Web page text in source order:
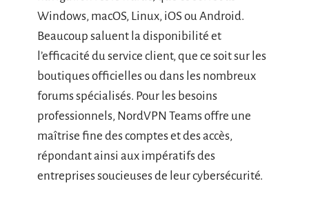
Windows, macOS, Linux, iOS ou Android.
Beaucoup saluent la disponibilité et
l’efficacité du service client, que ce soit sur les
boutiques officielles ou dans les nombreux
forums spécialisés. Pour les besoins
professionnels, NordVPN Teams offre une
maîtrise fine des comptes et des accès,
répondant ainsi aux impératifs des
entreprises soucieuses de leur cybersécurité.